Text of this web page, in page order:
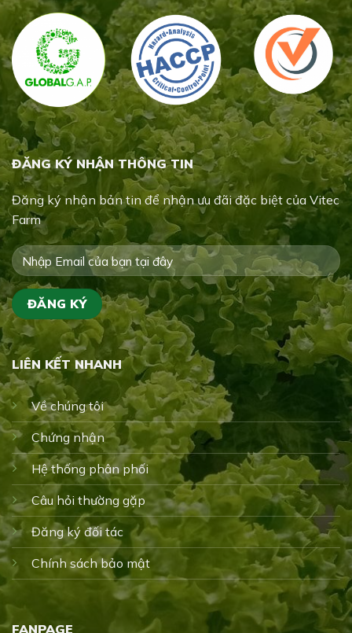
ĐĂNG KÝ NHẬN THÔNG TIN
Đăng ký nhận bản tin để nhận ưu đãi đặc biệt của Vitec
Farm
LIÊN KẾT NHANH
Về chúng tôi
Chứng nhận
Hệ thống phân phối
Câu hỏi thường gặp
Đăng ký đối tác
Chính sách bảo mật
FANPAGE